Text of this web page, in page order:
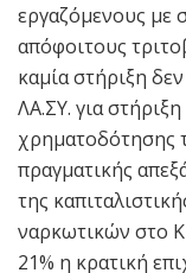
εργαζόμενους με
απόφοιτους
καμία στήριξη
ΛΑ.ΣΥ. για
χρηματοδότησης
πραγματικής
της
ναρκωτικών στο
21% η κρατική